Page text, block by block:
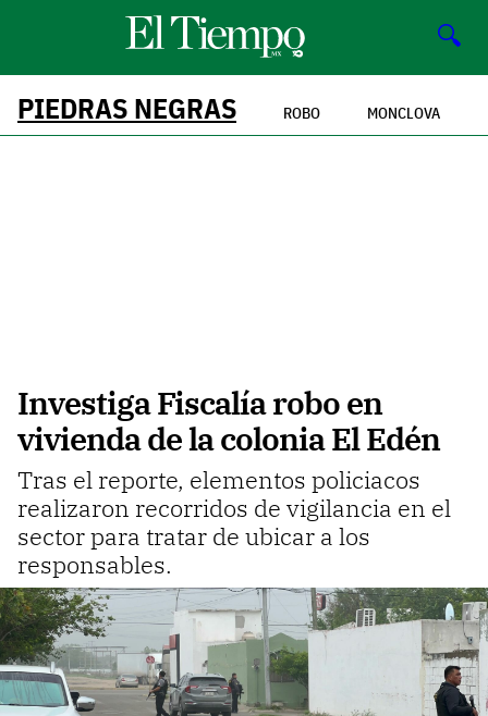
🔍
PIEDRAS NEGRAS ROBO MONCLOVA
Investiga Fiscalía robo en
vivienda de la colonia El Edén
Tras el reporte, elementos policiacos
realizaron recorridos de vigilancia en el
sector para tratar de ubicar a los
responsables.